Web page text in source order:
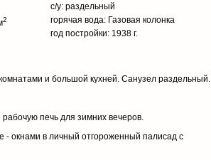
2
с/у: раздельный
горячая вода: Газовая колонка
год постройки: 1938 г.
и большой кухней. Санузел раздельный.
печь для зимних вечеров.
- окнами в личный отгороженный палисад с